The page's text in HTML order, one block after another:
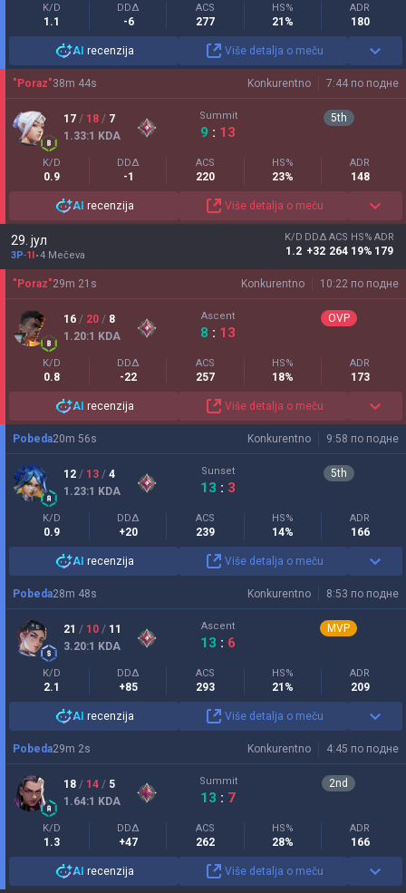
K/D
1.1
DDΔ
-6
ACS
277
HS%
21%
ADR
180
AI recenzija Više detalja o meču
Konkurentno 7:44 по подне
"Poraz"38m 44s
17 / 18 / 7
1.33:1 KDA
Summit
9 : 13
5th
K/D
0.9
DDΔ
-1
ACS
220
HS%
23%
ADR
148
AI recenzija Više detalja o meču
29. јул
3P-1I 4 Mečeva
K/D
1.2
DDΔ
+32
ACS
264
HS%
19%
ADR
179
Konkurentno 10:22 по подне
"Poraz"29m 21 s
16 / 20 / 8
1.20:1 KDA
Ascent
8 : 13
OVP
K/D
0.8
DDΔ
-22
ACS
257
HS%
18%
ADR
173
AI recenzija Više detalja o meču
Konkurentno 9:58 по подне
Pobeda20m 56s
12 / 13 / 4
1.23:1 KDA
Sunset
13 : 3
5th
K/D
0.9
DDΔ
+20
ACS
239
HS%
14%
ADR
166
AI recenzija Više detalja o meču
Konkurentno 8:53 по подне
Pobeda28m 48s
21 / 10 / 11
3.20:1 KDA
Ascent
13 : 6
MVP
K/D
2.1
DDΔ
+85
ACS
293
HS%
21%
ADR
209
AI recenzija Više detalja o meču
Konkurentno 4:45 по подне
Pobeda29m 2s
18 / 14 / 5
1.64:1 KDA
Summit
13 : 7
2nd
K/D
1.3
DDΔ
+47
ACS
262
HS%
28%
ADR
166
AI recenzija Više detalja o meču